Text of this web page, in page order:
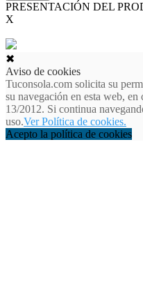
PRESENTACIÓN DEL
X
✖
Aviso de cookies
Tuconsola.com solicita su
su navegación en esta web,
13/2012. Si continua
uso.Ver Política de cookies.
Acepto la política de cookies